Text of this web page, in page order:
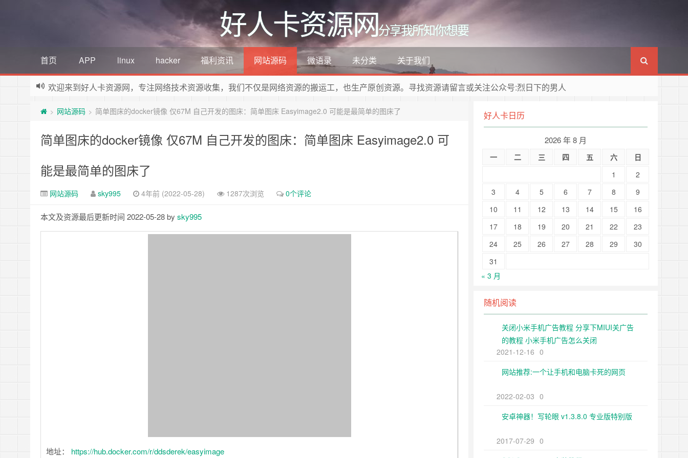
好人卡资源网分享我所知你想要
首页 APP linux hacker 福利资讯 网站源码 微语录 未分类 关于我们
欢迎来到好人卡资源网，专注网络技术资源收集，我们不仅是网络资源的搬运工，也生产原创资源。寻找资源请留言或关注公众号:烈日下的男人
> 网站源码 > 简单图床的docker镜像 仅67M 自己开发的图床：简单图床 Easyimage2.0 可能是最简单的图床了
简单图床的docker镜像 仅67M 自己开发的图床：简单图床 Easyimage2.0 可
能是最简单的图床了
网站源码 sky995 4年前 (2022-05-28) 1287次浏览 0个评论
本文及资源最后更新时间 2022-05-28 by sky995
地址： https://hub.docker.com/r/ddsderek/easyimage
好人卡日历
2026 年 8 月
一 二 三 四 五 六
日
1
2
3
4 5 6 7 8
9
10
11 12 13 14 15
16
17
18 19 20 21 22
23
24
25 26 27 28 29
30
31
« 3 月
随机阅读
关闭小米手机广告教程 分享下MIUI关广告
的教程 小米手机广告怎么关闭
2021-12-16 0
网站推荐:一个让手机和电脑卡死的网页
2022-02-03 0
安卓神器！写轮眼 v1.3.8.0 专业版特别版
2017-07-29 0